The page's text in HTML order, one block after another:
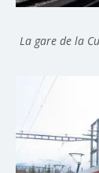
La gare de la